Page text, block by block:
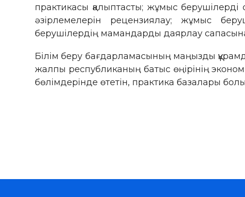
практикасы қалыптасты; жұмыс берушілерді
әзірлемелерін рецензиялау; жұмыс
берушілердің мамандарды даярлау
Білім беру бағдарламасының маңызды
жалпы республиканың батыс өңірінің
бөлімдерінде өтетін, практика базалары